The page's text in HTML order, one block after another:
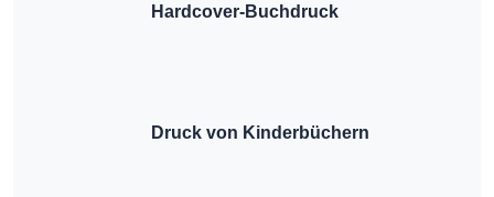
Hardcover-Buchdruck
Druck von Kinderbüchern